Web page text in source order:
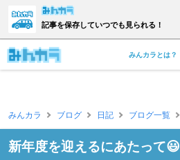
記事を保存していつでも見られる！
みんカラとは？
みんカラ ブログ 日記 ブログ一覧
新年度を迎えるにあたって😃